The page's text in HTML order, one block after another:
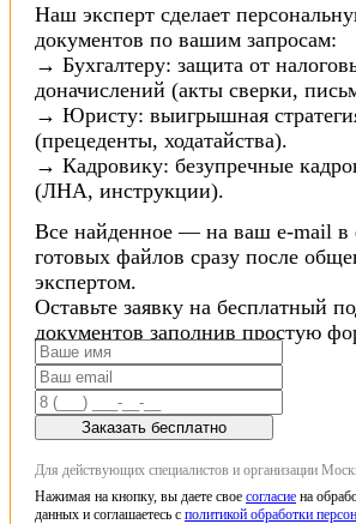
Наш эксперт сделает
документов по вашим запросам:
→ Бухгалтеру: защита от
доначислений (акты сверки,
→ Юристу: выигрышная
(прецеденты, ходатайства).
→ Кадровику: безупречные
(ЛНА, инструкции).
Все найденное — на ваш e-mail в
готовых файлов сразу после
экспертом.
Оставьте заявку на бесплатный
документов заполнив простую
Заказать бесплатно
Для действующих специалистов и организации
Нажимая на кнопку, вы даете свое согласие на
данных и соглашаетесь с политикой обработки